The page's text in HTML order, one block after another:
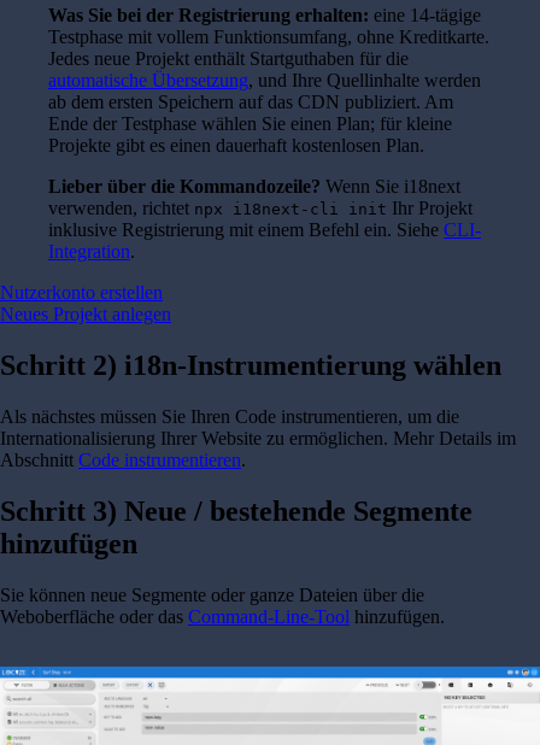
Was Sie bei der Registrierung erhalten: eine 14-tägige
Testphase mit vollem Funktionsumfang, ohne Kreditkarte.
Jedes neue Projekt enthält Startguthaben für die
automatische Übersetzung, und Ihre Quellinhalte werden
ab dem ersten Speichern auf das CDN publiziert. Am
Ende der Testphase wählen Sie einen Plan; für kleine
Projekte gibt es einen dauerhaft kostenlosen Plan.
Lieber über die Kommandozeile? Wenn Sie i18next
verwenden, richtet npx i18next-cli init Ihr Projekt
inklusive Registrierung mit einem Befehl ein. Siehe CLI-
Integration.
Nutzerkonto erstellen
Neues Projekt anlegen
Schritt 2) i18n-Instrumentierung wählen
Als nächstes müssen Sie Ihren Code instrumentieren, um die
Internationalisierung Ihrer Website zu ermöglichen. Mehr Details im
Abschnitt Code instrumentieren.
Schritt 3) Neue / bestehende Segmente
hinzufügen
Sie können neue Segmente oder ganze Dateien über die
Weboberfläche oder das Command-Line-Tool hinzufügen.